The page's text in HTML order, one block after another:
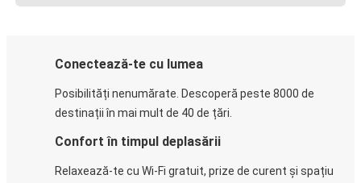
Conectează-te cu lumea
Posibilități nenumărate. Descoperă peste 8000 de
destinații în mai mult de 40 de țări.
Confort în timpul deplasării
Relaxează-te cu Wi-Fi gratuit, prize de curent și spațiu